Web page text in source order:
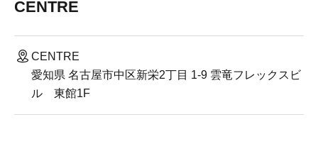
CENTRE
CENTRE
愛知県 名古屋市中区新栄2丁目 1-9 雲竜フレックスビ
ル 東館1F